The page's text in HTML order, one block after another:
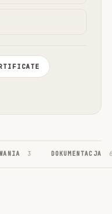
3 DOKUMENTACJA